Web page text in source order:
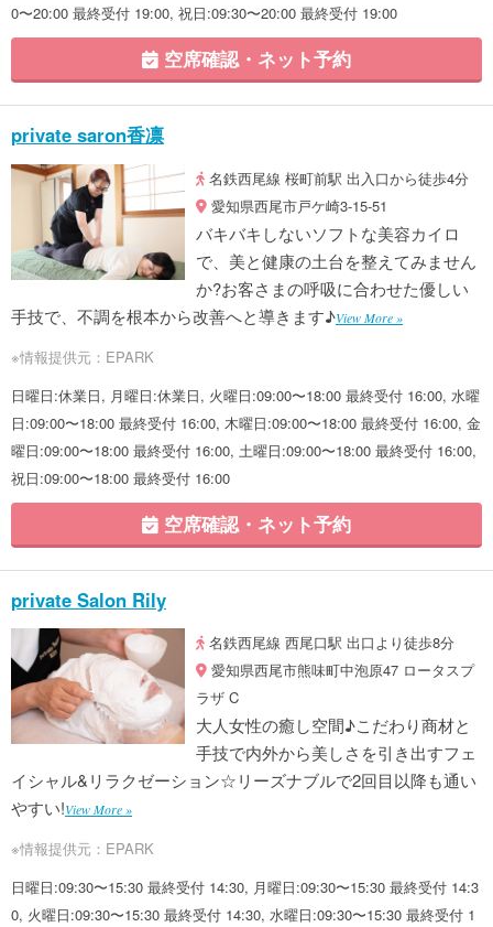
0〜20:00 最終受付 19:00, 祝日:09:30〜20:00 最終受付 19:00
空席確認・ネット予約
private saron香凛
名鉄西尾線 桜町前駅 出入口から徒歩4分
愛知県西尾市戸ケ崎3-15-51
バキバキしないソフトな美容カイロ
で、美と健康の土台を整えてみません
か?お客さまの呼吸に合わせた優しい
手技で、不調を根本から改善へと導きます♪View More »
※情報提供元：EPARK
日曜日:休業日, 月曜日:休業日, 火曜日:09:00〜18:00 最終受付 16:00, 水曜
日:09:00〜18:00 最終受付 16:00, 木曜日:09:00〜18:00 最終受付 16:00, 金
曜日:09:00〜18:00 最終受付 16:00, 土曜日:09:00〜18:00 最終受付 16:00,
祝日:09:00〜18:00 最終受付 16:00
空席確認・ネット予約
private Salon Rily
名鉄西尾線 西尾口駅 出口より徒歩8分
愛知県西尾市熊味町中泡原47 ロータスプ
ラザ C
大人女性の癒し空間♪こだわり商材と
手技で内外から美しさを引き出すフェ
イシャル&リラクゼーション☆リーズナブルで2回目以降も通い
やすい!View More »
※情報提供元：EPARK
日曜日:09:30〜15:30 最終受付 14:30, 月曜日:09:30〜15:30 最終受付 14:3
0, 火曜日:09:30〜15:30 最終受付 14:30, 水曜日:09:30〜15:30 最終受付 1